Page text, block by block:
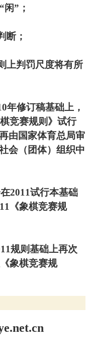
”；
断；
上判罚尺度将有所
年修订稿基础上，
竞赛规则》试行
由国家体育总局审
会（团体）组织中
2011试行本基础
《象棋竞赛规
规则基础上再次
象棋竞赛规